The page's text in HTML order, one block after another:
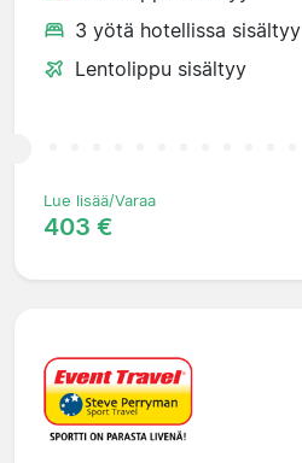
3 yötä hotellissa sisältyy
Lentolippu sisältyy
Lue lisää/Varaa
403 €